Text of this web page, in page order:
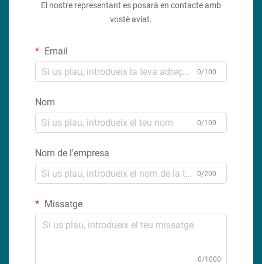
El nostre representant es posarà en contacte amb
vostè aviat.
Email
0/100
Nom
0/100
Nom de l'empresa
0/200
Missatge
0/1000